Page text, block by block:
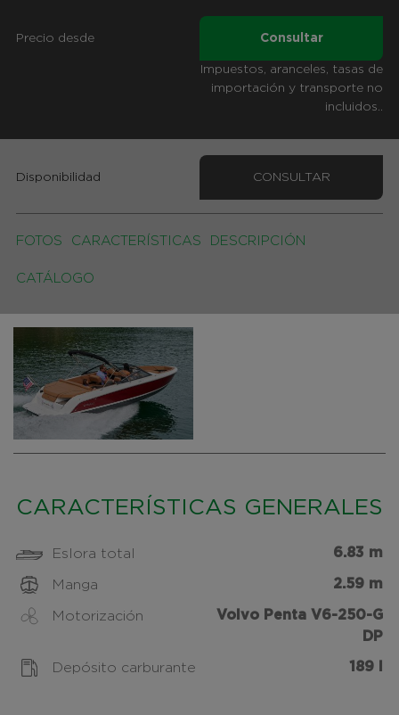
Precio desde Consultar
Impuestos, aranceles, tasas de
importación y transporte no
incluidos..
FOTOS CARACTERÍSTICAS DESCRIPCIÓN
CATÁLOGO
Disponibilidad CONSULTAR
CARACTERÍSTICAS GENERALES
Eslora total 6.83 m
Manga 2.59 m
Motorización
Volvo Penta V6-250-G
DP
Depósito carburante 189 l